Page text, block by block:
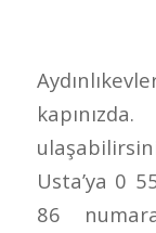
Usta’ya 0
86